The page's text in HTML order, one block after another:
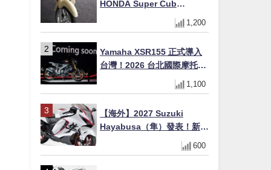
HONDA Super Cub
110【Webike愛車精選】
1,200
Yamaha XSR155 正式導入
台灣！2026 台北國際摩托車
展亮相，70 週年紀念版
YZF-R 系列限量追加販售
1,100
【海外】2027 Suzuki
Hayabusa（隼）發表！新增
Special Edition 特仕版，全
新珍珠白塗裝與專屬配備登
600